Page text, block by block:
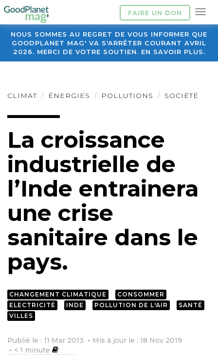
FAIRE UN DON
NOUS SOMMES AU REGRET DE VOUS INFORMER QUE
GOODPLANET MAG' VA S'ARRÊTER COURANT AVRIL
2026. MERCI DE VOTRE SOUTIEN. EN SAVOIR PLUS.
CLIMAT ÉNERGIES POLLUTIONS SOCIÉTÉ
La croissance
industrielle de
l’Inde entrainera
une crise
sanitaire dans le
pays.
CHANGEMENT CLIMATIQUE
CONSOMMER
ELECTRICITÉ
INDE POLLUTION DE L'AIR
SANTÉ
VILLES
Publié le : 11 Mar 2013
Mis à jour le : 18 Nov 2019
< 1 minute